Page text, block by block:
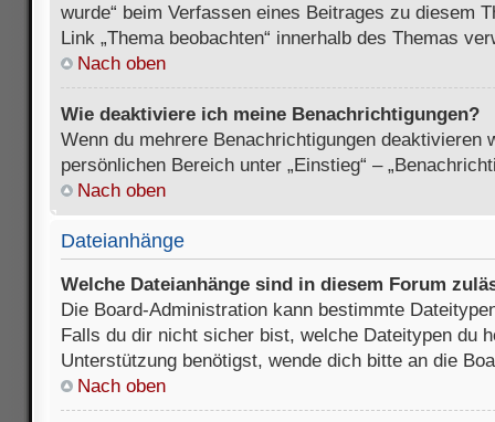
wurde“ beim Verfassen eines Beitrages zu diesem
Link „Thema beobachten“ innerhalb des Themas
Nach oben
Wie deaktiviere ich meine Benachrichtigungen?
Wenn du mehrere Benachrichtigungen deaktivieren
persönlichen Bereich unter „Einstieg“ –
Nach oben
Dateianhänge
Welche Dateianhänge sind in diesem Forum
Die Board-Administration kann bestimmte
Falls du dir nicht sicher bist, welche Dateitypen du
Unterstützung benötigst, wende dich bitte an die
Nach oben